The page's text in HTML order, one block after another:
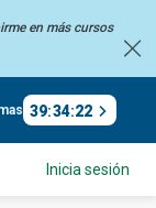
en más cursos
39:34:22
Inicia sesión